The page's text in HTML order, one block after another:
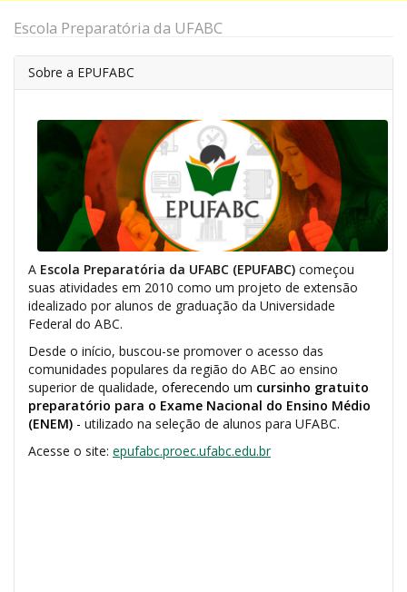
Escola Preparatória da UFABC
Sobre a EPUFABC
A Escola Preparatória da UFABC (EPUFABC) começou
suas atividades em 2010 como um projeto de extensão
idealizado por alunos de graduação da Universidade
Federal do ABC.
Desde o início, buscou-se promover o acesso das
comunidades populares da região do ABC ao ensino
superior de qualidade, oferecendo um cursinho gratuito
preparatório para o Exame Nacional do Ensino Médio
(ENEM) - utilizado na seleção de alunos para UFABC.
Acesse o site: epufabc.proec.ufabc.edu.br